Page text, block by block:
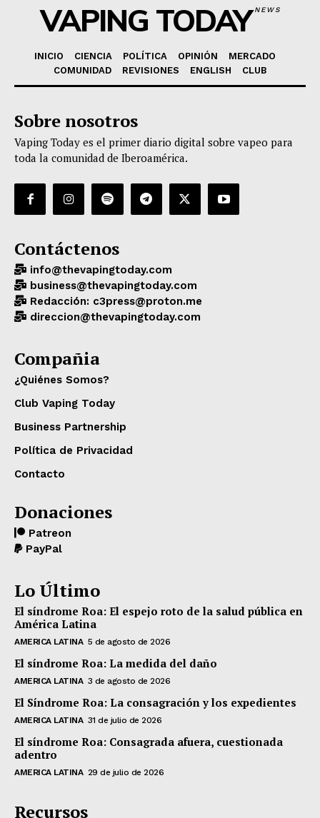
VAPING TODAYNEWS
INICIO CIENCIA POLÍTICA OPINIÓN
MERCADO
COMUNIDAD
REVISIONES ENGLISH CLUB
Sobre nosotros
Vaping Today es el primer diario digital sobre vapeo para
toda la comunidad de Iberoamérica.
Contáctenos
info@thevapingtoday.com
business@thevapingtoday.com
Redacción: c3press@proton.me
direccion@thevapingtoday.com
Compañia
¿Quiénes Somos?
Club Vaping Today
Business Partnership
Política de Privacidad
Contacto
Donaciones
Patreon
PayPal
Lo Último
El síndrome Roa: El espejo roto de la salud pública en
América Latina
AMERICA LATINA 5 de agosto de 2026
El síndrome Roa: La medida del daño
AMERICA LATINA 3 de agosto de 2026
El Síndrome Roa: La consagración y los expedientes
AMERICA LATINA 31 de julio de 2026
El síndrome Roa: Consagrada afuera, cuestionada
adentro
AMERICA LATINA 29 de julio de 2026
Recursos